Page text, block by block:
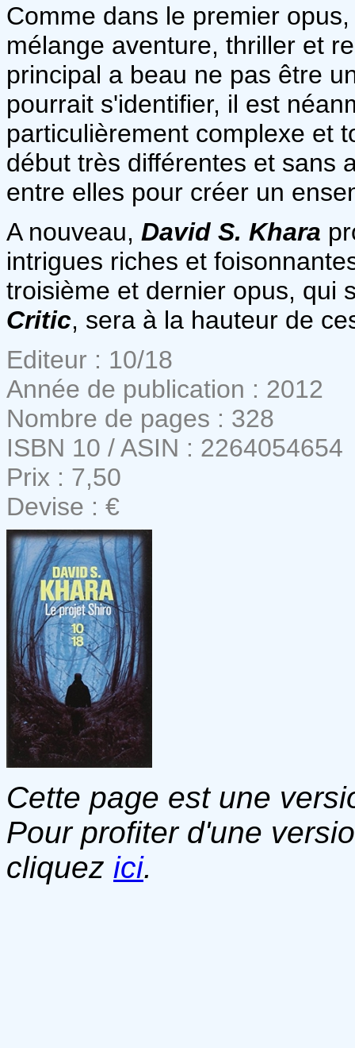
Comme dans le premier
mélange aventure, thriller et
principal a beau ne pas être
pourrait s'identifier, il est
particulièrement complexe et
début très différentes et sans
entre elles pour créer un
A nouveau, David S. Khara
intrigues riches et
troisième et dernier opus, qui
Critic, sera à la hauteur de
Editeur : 10/18
Année de publication : 2012
Nombre de pages : 328
ISBN 10 / ASIN : 2264054654
Prix : 7,50
Devise : €
Cette page est une
Pour profiter d'une
cliquez ici.